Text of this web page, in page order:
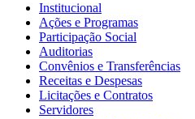
Institucional
Ações e Programas
Participação Social
Auditorias
Convênios e Transferências
Receitas e Despesas
Licitações e Contratos
Servidores